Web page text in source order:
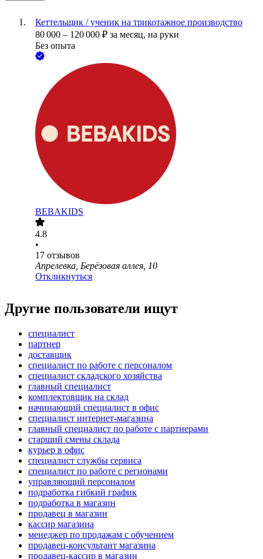
Кеттельщик / ученик на трикотажное производство
80 000 – 120 000 ₽ за месяц, на руки
Без опыта
BEBAKIDS
4.8
•
17 отзывов
Апрелевка, Берёзовая аллея, 10
Откликнуться
Другие пользователи ищут
специалист
партнер
доставщик
специалист по работе с персоналом
специалист складского хозяйства
главный специалист
комплектовщик на склад
начинающий специалист в офис
специалист интернет-магазина
главный специалист по работе с партнерами
старший смены склада
курьер в офис
специалист службы сервиса
специалист по работе с регионами
управляющий персоналом
подработка гибкий график
подработка в магазин
продавец в магазин
кассир магазина
менеджер по продажам с обучением
продавец-консультант магазина
продавец-кассир в магазин